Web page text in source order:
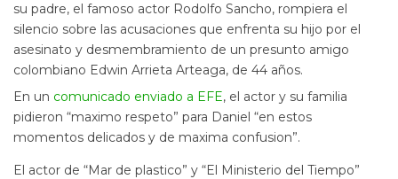
su padre, el famoso actor Rodolfo Sancho, rompiera el
silencio sobre las acusaciones que enfrenta su hijo por el
asesinato y desmembramiento de un presunto amigo
colombiano Edwin Arrieta Arteaga, de 44 años.
En un comunicado enviado a EFE, el actor y su familia
pidieron “maximo respeto” para Daniel “en estos
momentos delicados y de maxima confusion”.
El actor de “Mar de plastico” y “El Ministerio del Tiempo”